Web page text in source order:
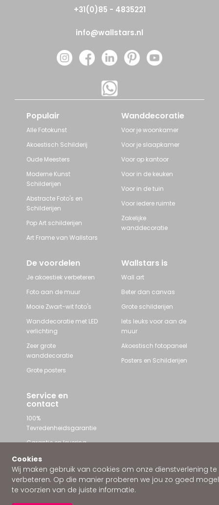
Cookies
Wij maken gebruik van cookies om onze dienstverlening te
verbeteren. Op die manier proberen we jou zo goed
te voorzien van de juiste informatie.
+31(0)85 - 4835221
info@wallstars.nl
Populair
Alle Fotokunst
Akoestisch Schilderij
Oude Meesters
Moderne Kunst
Schilderijen
Abstracte Foto's en
Schilderijen
Pop Art schilderijen
Art Frame van Wallstars
Wanddecoratie
Voor je woonkamer
Voor je slaapkamer
Voor op kantoor
Voor in de keuken
Voor in de tuin
Voor iedere ruimte
Zakelijke
wanddecoratie
De voordelen
Je akoestiek verbeteren
Foto aan de muur
Mooie Zwart-wit foto's
Wanddecoratie met LED
verlichting
Zeer grote
wanddecoratie
Grote posters
Wallstars is
Wall art
Beter dan canvas
Grote schilderijen
Iets leuks voor aan de
muur
Akoestisch fotopaneel
Posters en Schilderijen
Service en
contact
100%
Tevredenheidsgarantie
Garantie en levering
Contact met Wallstars
WhatsApp ons